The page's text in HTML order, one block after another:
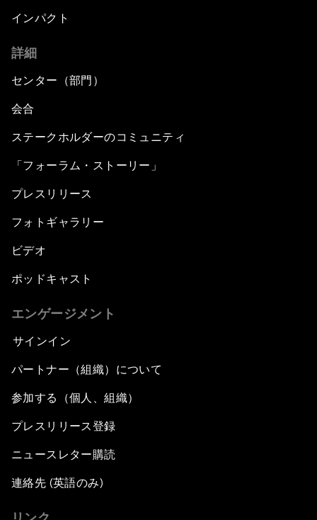
インパクト
詳細
センター（部門）
会合
ステークホルダーのコミュニティ
「フォーラム・ストーリー」
プレスリリース
フォトギャラリー
ビデオ
ポッドキャスト
エンゲージメント
サインイン
パートナー（組織）について
参加する（個人、組織）
プレスリリース登録
ニュースレター購読
連絡先 (英語のみ)